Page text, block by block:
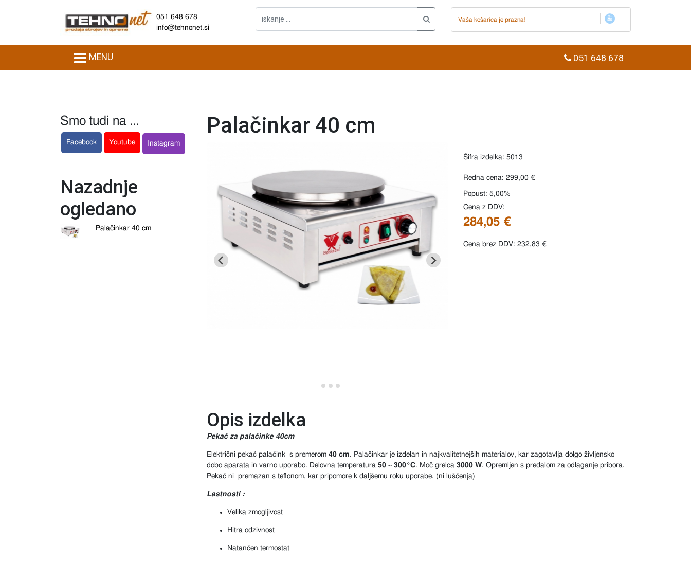
051 648 678
info@tehnonet.si
Vaša košarica je prazna!
MENU 051 648 678
Smo tudi na ...
Facebook Youtube Instagram
Nazadnje
ogledano
Palačinkar 40 cm
Palačinkar 40 cm
Šifra izdelka: 5013
Redna cena: 299,00 €
Popust: 5,00%
Cena z DDV:
284,05 €
Cena brez DDV: 232,83 €
Opis izdelka
Pekač za palačinke 40cm
Električni pekač palačink s premerom 40 cm. Palačinkar je izdelan in najkvalitetnejših materialov, kar zagotavlja dolgo življensko
dobo aparata in varno uporabo. Delovna temperatura 50 ~ 300°C. Moč grelca 3000 W. Opremljen s predalom za odlaganje pribora.
Pekač ni premazan s teflonom, kar pripomore k daljšemu roku uporabe. (ni luščenja)
Lastnosti :
Velika zmogljivost
Hitra odzivnost
Natančen termostat